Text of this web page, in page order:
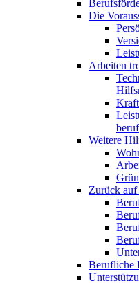
Die
Arbeiten
Weitere
Zurück
Berufliche